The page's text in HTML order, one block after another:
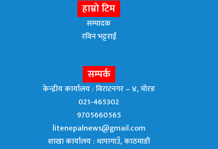
हाम्रो टिम
सम्पादक
रविन भट्टराई
सम्पर्क
केन्द्रीय कार्यालय : विराटनगर – ४, मोरङ
021-465302
9705660565
litenepalnews@gmail.com
शाखा कार्यालय : थापागाउँ, काठमाडौं